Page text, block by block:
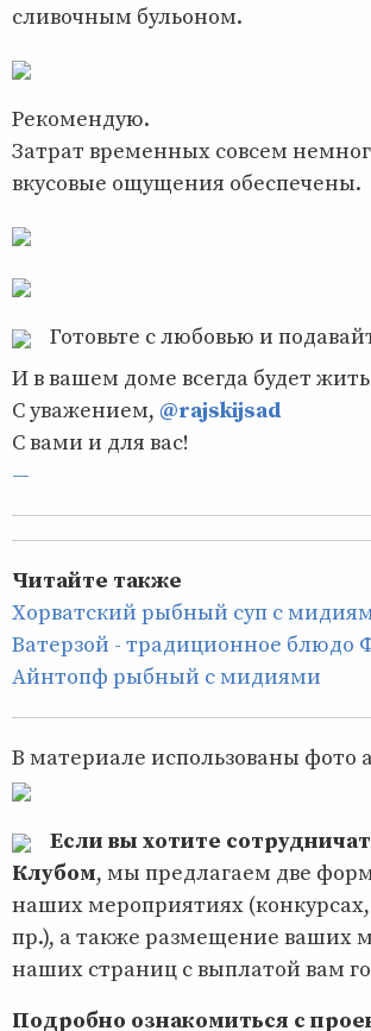
сливочным бульоном.
Рекомендую.
Затрат временных совсем
вкусовые ощущения обеспечены.
Готовьте с любовью и
И в вашем доме всегда будет жить
С уважением, @rajskijsad
С вами и для вас!
—
Читайте также
Хорватский рыбный суп с
Ватерзой - традиционное блюдо
Айнтопф рыбный с мидиями
В материале использованы фото
Если вы хотите
Клубом, мы предлагаем две
наших мероприятиях
пр.), а также размещение ваших
наших страниц с выплатой вам
Подробно ознакомиться с